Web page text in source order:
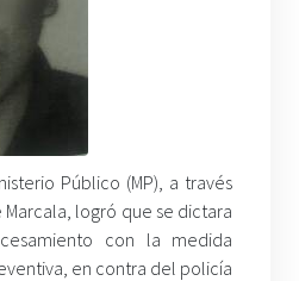
Público (MP), a través
logró que se dictara
con la medida
en contra del policía